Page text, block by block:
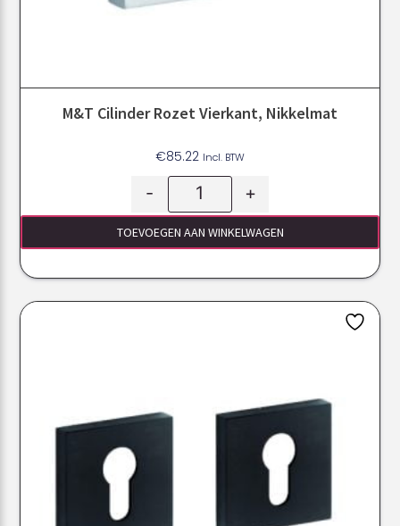
M&T Cilinder Rozet Vierkant, Nikkelmat
€85.22 Incl. BTW
- +
TOEVOEGEN AAN WINKELWAGEN